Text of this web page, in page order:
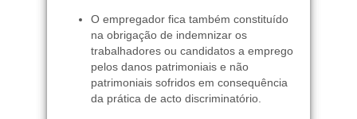
O empregador fica também constituído
na obrigação de indemnizar os
trabalhadores ou candidatos a emprego
pelos danos patrimoniais e não
patrimoniais sofridos em consequência
da prática de acto discriminatório.